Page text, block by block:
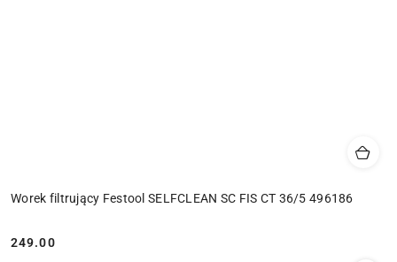
Worek filtrujący Festool SELFCLEAN SC FIS CT 36/5 496186
Cena:
249.00